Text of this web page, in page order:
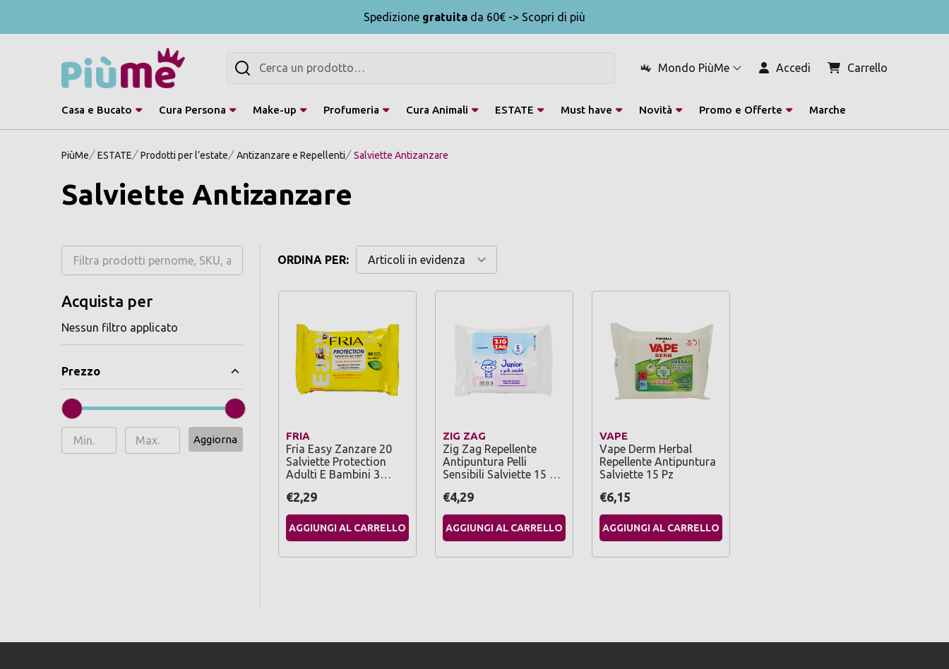
Spedizione gratuita da 60€ -> Scopri di più
Mondo PiùMe Accedi Carrello
Cerca
Casa e Bucato Cura Persona Make-up Profumeria Cura Animali ESTATE Must have Novità Promo e Offerte Marche
PiùMe ESTATE Prodotti per l’estate Antizanzare e Repellenti Salviette Antizanzare
Salviette Antizanzare
Acquista per
Nessun filtro applicato
Prezzo
Aggiorna
ORDINA PER:
FRIA
Fria Easy Zanzare 20
Salviette Protection
Adulti E Bambini 3…
€2,29
AGGIUNGI AL CARRELLO
ZIG ZAG
Zig Zag Repellente
Antipuntura Pelli
Sensibili Salviette 15 …
€4,29
AGGIUNGI AL CARRELLO
VAPE
Vape Derm Herbal
Repellente Antipuntura
Salviette 15 Pz
€6,15
AGGIUNGI AL CARRELLO